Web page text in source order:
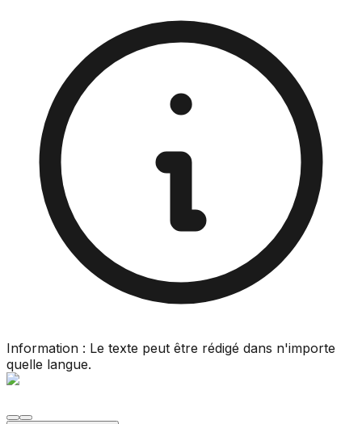
Information : Le texte peut être rédigé dans n'importe
quelle langue.